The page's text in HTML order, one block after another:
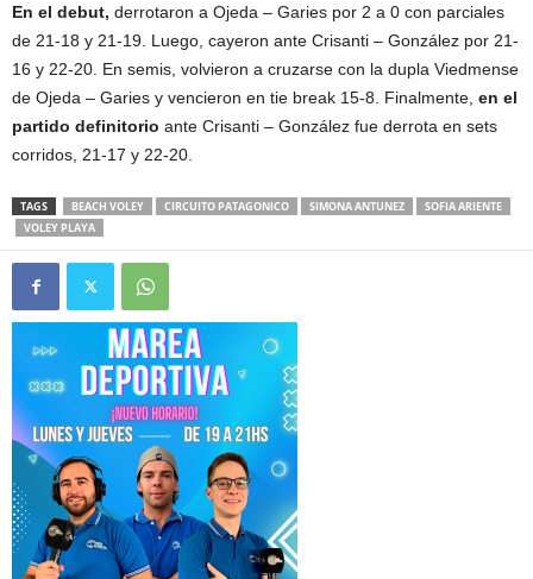
En el debut, derrotaron a Ojeda – Garies por 2 a 0 con parciales
de 21-18 y 21-19. Luego, cayeron ante Crisanti – González por 21-
16 y 22-20. En semis, volvieron a cruzarse con la dupla Viedmense
de Ojeda – Garies y vencieron en tie break 15-8. Finalmente, en el
partido definitorio ante Crisanti – González fue derrota en sets
corridos, 21-17 y 22-20.
TAGS BEACH VOLEY CIRCUITO PATAGONICO SIMONA ANTUNEZ
SOFIA ARIENTE
VOLEY PLAYA